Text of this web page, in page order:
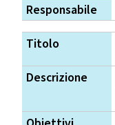
Responsabile
Titolo
Descrizione